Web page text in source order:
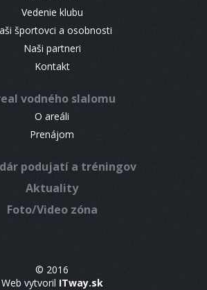
Vedenie klubu
športovci a osobnosti
Naši partneri
Kontakt
vodného slalomu
O areáli
Prenájom
podujatí a tréningov
Aktuality
Foto/Video zóna
© 2016
Web vytvoril ITway.sk